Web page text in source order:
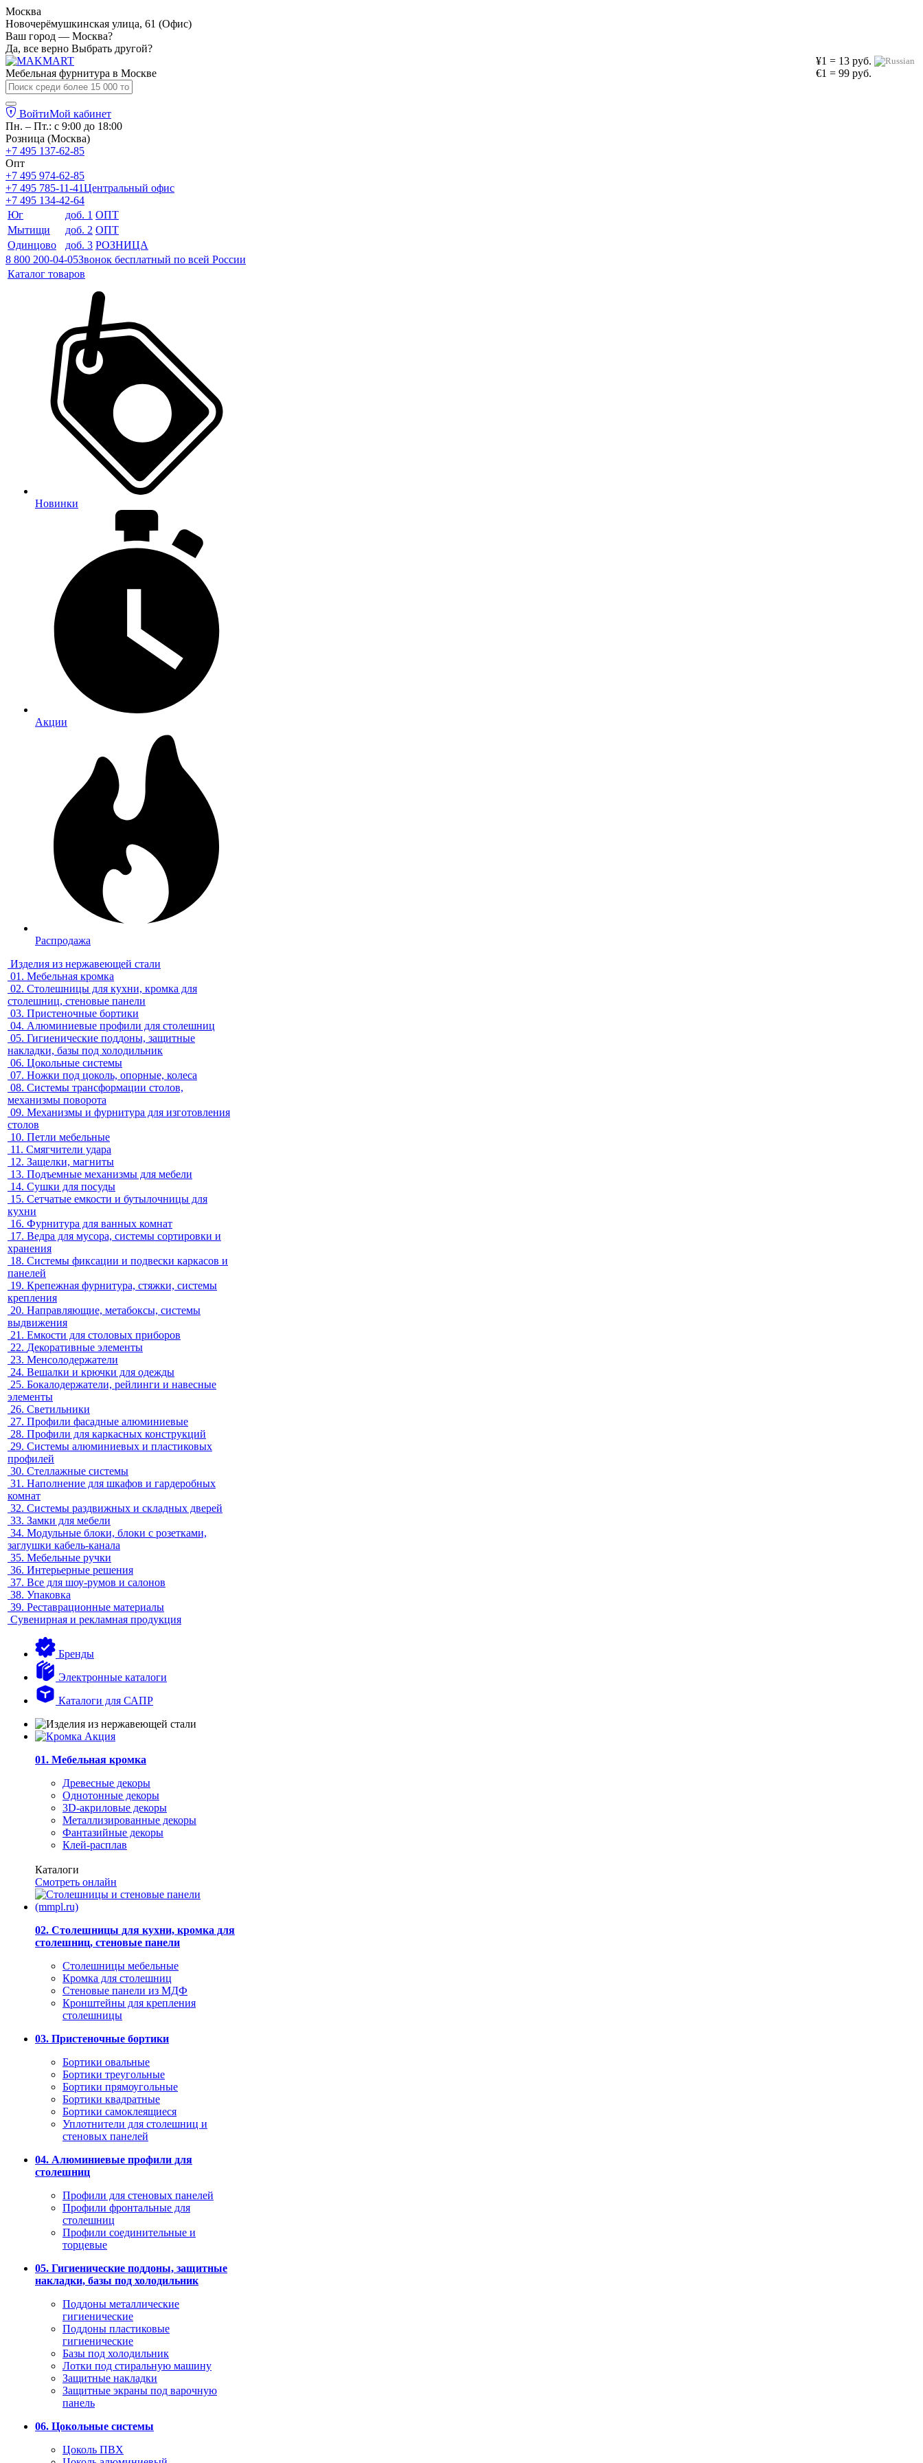
Москва
Новочерёмушкинская улица, 61 (Офис)
Ваш город — Москва?
Да, все верно Выбрать другой?
¥1 = 13 руб.
€1 = 99 руб.
Мебельная фурнитура в Москве
ВойтиМой кабинет
Пн. – Пт.: с 9:00 до 18:00
Розница (Москва)
+7 495 137-62-85
Опт
+7 495 974-62-85
+7 495 785-11-41Центральный офис
+7 495 134-42-64
Юг
доб. 1 ОПТ
Мытищи
доб. 2 ОПТ
Одинцово
доб. 3 РОЗНИЦА
8 800 200-04-05Звонок бесплатный по всей России
Каталог товаров
Новинки
Акции
Распродажа
Изделия из нержавеющей стали
01. Мебельная кромка
02. Столешницы для кухни, кромка для
столешниц, стеновые панели
03. Пристеночные бортики
04. Алюминиевые профили для столешниц
05. Гигиенические поддоны, защитные
накладки, базы под холодильник
06. Цокольные системы
07. Ножки под цоколь, опорные, колеса
08. Системы трансформации столов,
механизмы поворота
09. Механизмы и фурнитура для изготовления
столов
10. Петли мебельные
11. Смягчители удара
12. Защелки, магниты
13. Подъемные механизмы для мебели
14. Сушки для посуды
15. Сетчатые емкости и бутылочницы для
кухни
16. Фурнитура для ванных комнат
17. Ведра для мусора, системы сортировки и
хранения
18. Системы фиксации и подвески каркасов и
панелей
19. Крепежная фурнитура, стяжки, системы
крепления
20. Направляющие, метабоксы, системы
выдвижения
21. Емкости для столовых приборов
22. Декоративные элементы
23. Менсолодержатели
24. Вешалки и крючки для одежды
25. Бокалодержатели, рейлинги и навесные
элементы
26. Светильники
27. Профили фасадные алюминиевые
28. Профили для каркасных конструкций
29. Системы алюминиевых и пластиковых
профилей
30. Стеллажные системы
31. Наполнение для шкафов и гардеробных
комнат
32. Системы раздвижных и складных дверей
33. Замки для мебели
34. Модульные блоки, блоки с розетками,
заглушки кабель-канала
35. Мебельные ручки
36. Интерьерные решения
37. Все для шоу-румов и салонов
38. Упаковка
39. Реставрационные материалы
Сувенирная и рекламная продукция
Бренды
Электронные каталоги
Каталоги для САПР
01. Мебельная кромка
Древесные декоры
Однотонные декоры
3D-акриловые декоры
Металлизированные декоры
Фантазийные декоры
Клей-расплав
Каталоги
Смотреть онлайн
02. Столешницы для кухни, кромка для
столешниц, стеновые панели
Столешницы мебельные
Кромка для столешниц
Стеновые панели из МДФ
Кронштейны для крепления
столешницы
03. Пристеночные бортики
Бортики овальные
Бортики треугольные
Бортики прямоугольные
Бортики квадратные
Бортики самоклеящиеся
Уплотнители для столешниц и
стеновых панелей
04. Алюминиевые профили для
столешниц
Профили для стеновых панелей
Профили фронтальные для
столешниц
Профили соединительные и
торцевые
05. Гигиенические поддоны, защитные
накладки, базы под холодильник
Поддоны металлические
гигиенические
Поддоны пластиковые
гигиенические
Базы под холодильник
Лотки под стиральную машину
Защитные накладки
Защитные экраны под варочную
панель
06. Цокольные системы
Цоколь ПВХ